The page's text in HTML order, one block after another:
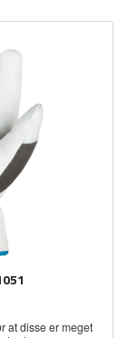
at disse er meget